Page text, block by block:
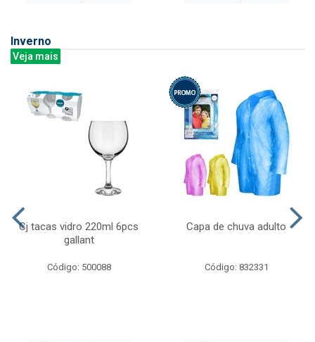
Inverno
Veja mais
Cj tacas vidro 220ml 6pcs
gallant
Código: 500088
Capa de chuva adulto
Código: 832331